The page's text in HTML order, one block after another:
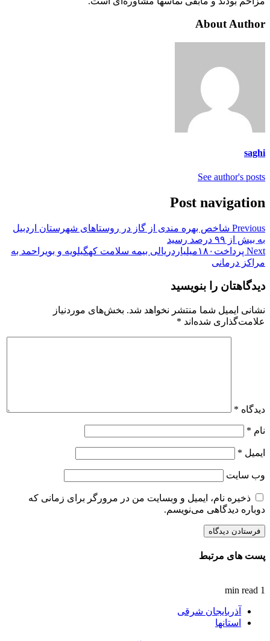
About Author
saghi
See author's posts
Post navigation
Previous شاخص بهره مندی از گاز در روستاهای شهرستان اردبیل
به بیش از ۹۹ درصد رسید
Next
پرداخت۱۸۰میلیاردریالی بیمه سلامت کهگیلویه و بویراحمد به
مراکز درمانی
دیدگاهتان را بنویسید
نشانی ایمیل شما منتشر نخواهد شد. بخش‌های موردنیاز
علامت‌گذاری شده‌اند *
دیدگاه *
نام *
ایمیل *
وب‌ سایت
ذخیره نام، ایمیل و وبسایت من در مرورگر برای زمانی که
دوباره دیدگاهی می‌نویسم.
پست های مرتبط
1 min read
آذربایجان شرقی
استانها